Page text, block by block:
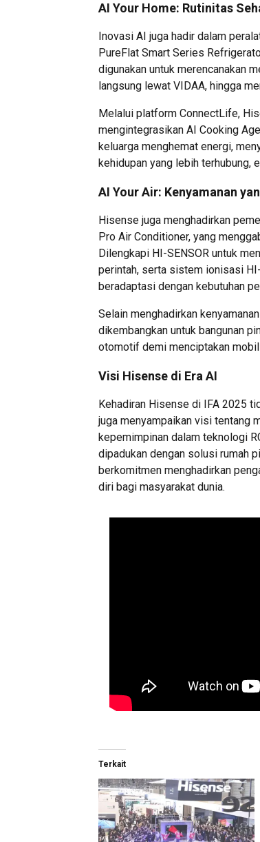
AI Your Home: Rutinitas
Inovasi AI juga hadir dalam
PureFlat Smart Series
digunakan untuk merencanakan
langsung lewat VIDAA, hingga
Melalui platform ConnectLife,
mengintegrasikan AI Cooking
keluarga menghemat energi,
kehidupan yang lebih terhubung,
AI Your Air: Kenyamanan
Hisense juga menghadirkan
Pro Air Conditioner, yang
Dilengkapi HI-SENSOR untuk
perintah, serta sistem ionisasi
beradaptasi dengan kebutuhan
Selain menghadirkan
dikembangkan untuk bangunan
otomotif demi menciptakan
Visi Hisense di Era AI
Kehadiran Hisense di IFA 2025
juga menyampaikan visi tentang
kepemimpinan dalam teknologi
dipadukan dengan solusi rumah
berkomitmen menghadirkan
diri bagi masyarakat dunia.
Terkait